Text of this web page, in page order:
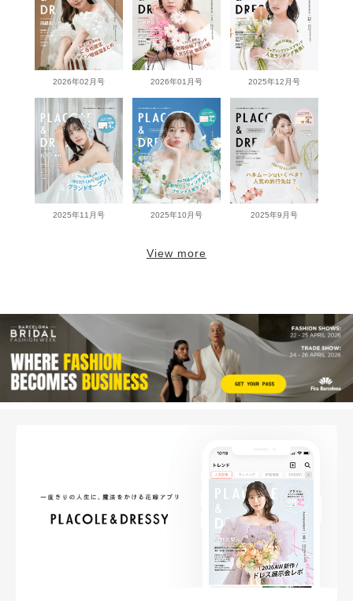
2026年02月号 2026年01月号 2025年12月号
2025年11月号 2025年10月号 2025年9月号
View more